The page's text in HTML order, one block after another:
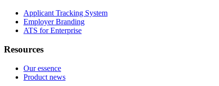
Applicant Tracking System
Employer Branding
ATS for Enterprise
Resources
Our essence
Product news